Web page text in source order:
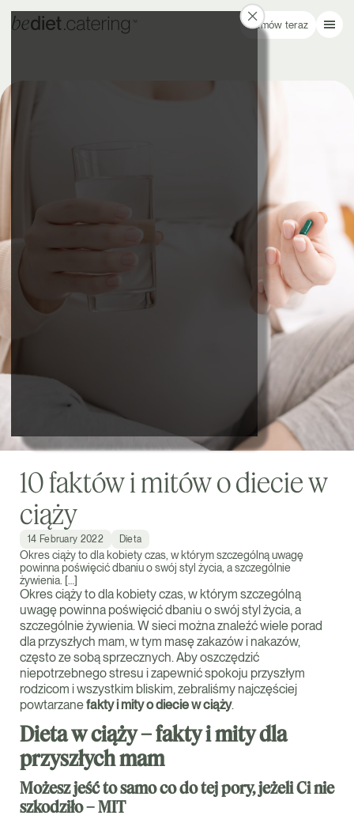
Zamów teraz
10 faktów i mitów o diecie w
ciąży
14 February 2022 Dieta
Okres ciąży to dla kobiety czas, w którym szczególną uwagę
powinna poświęcić dbaniu o swój styl życia, a szczególnie
żywienia. […]
Okres ciąży to dla kobiety czas, w którym szczególną
uwagę powinna poświęcić dbaniu o swój styl życia, a
szczególnie żywienia. W sieci można znaleźć wiele porad
dla przyszłych mam, w tym masę zakazów i nakazów,
często ze sobą sprzecznych. Aby oszczędzić
niepotrzebnego stresu i zapewnić spokoju przyszłym
rodzicom i wszystkim bliskim, zebraliśmy najczęściej
powtarzanefakty i mity o diecie w ciąży.
Dieta w ciąży – fakty i mity dla
przyszłych mam
Możesz jeść to samo co do tej pory, jeżeli Ci nie
szkodziło – MIT